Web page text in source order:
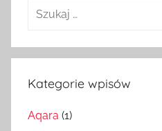
Szukaj:
Kategorie wpisów
Aqara (1)